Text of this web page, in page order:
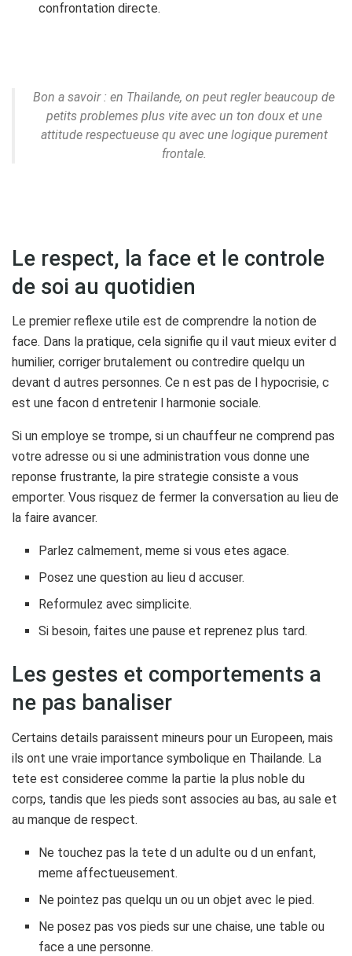
confrontation directe.
Bon a savoir : en Thailande, on peut regler beaucoup de
petits problemes plus vite avec un ton doux et une
attitude respectueuse qu avec une logique purement
frontale.
Le respect, la face et le controle
de soi au quotidien
Le premier reflexe utile est de comprendre la notion de
face. Dans la pratique, cela signifie qu il vaut mieux eviter d
humilier, corriger brutalement ou contredire quelqu un
devant d autres personnes. Ce n est pas de l hypocrisie, c
est une facon d entretenir l harmonie sociale.
Si un employe se trompe, si un chauffeur ne comprend pas
votre adresse ou si une administration vous donne une
reponse frustrante, la pire strategie consiste a vous
emporter. Vous risquez de fermer la conversation au lieu de
la faire avancer.
Parlez calmement, meme si vous etes agace.
Posez une question au lieu d accuser.
Reformulez avec simplicite.
Si besoin, faites une pause et reprenez plus tard.
Les gestes et comportements a
ne pas banaliser
Certains details paraissent mineurs pour un Europeen, mais
ils ont une vraie importance symbolique en Thailande. La
tete est consideree comme la partie la plus noble du
corps, tandis que les pieds sont associes au bas, au sale et
au manque de respect.
Ne touchez pas la tete d un adulte ou d un enfant,
meme affectueusement.
Ne pointez pas quelqu un ou un objet avec le pied.
Ne posez pas vos pieds sur une chaise, une table ou
face a une personne.